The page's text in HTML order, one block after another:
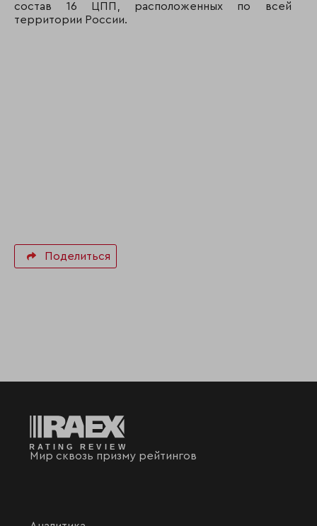
состав 16 ЦПП, расположенных по всей
территории России.
Поделиться
Мир сквозь призму рейтингов